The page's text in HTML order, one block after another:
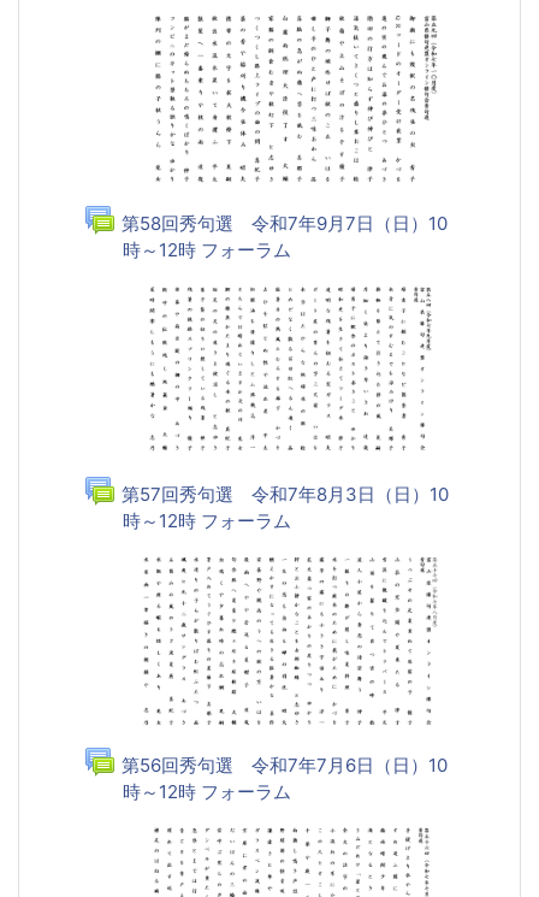
第58回秀句選 令和7年9月7日（日）10
時～12時 フォーラム
第57回秀句選 令和7年8月3日（日）10
時～12時 フォーラム
第56回秀句選 令和7年7月6日（日）10
時～12時 フォーラム